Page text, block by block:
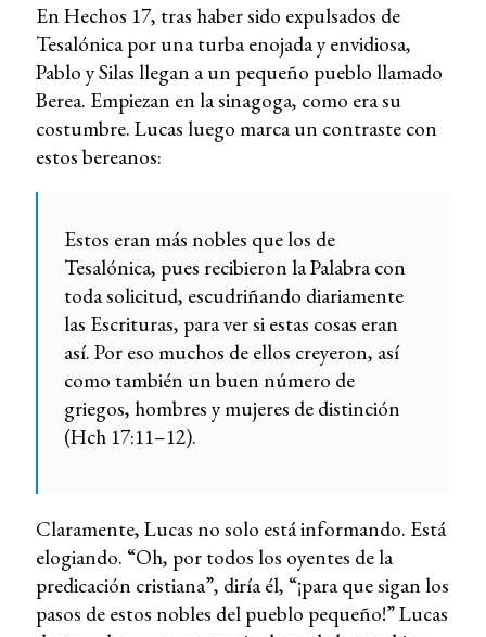
En Hechos 17, tras haber sido expulsados de
Tesalónica por una turba enojada y envidiosa,
Pablo y Silas llegan a un pequeño pueblo llamado
Berea. Empiezan en la sinagoga, como era su
costumbre. Lucas luego marca un contraste con
estos bereanos:
Estos eran más nobles que los de
Tesalónica, pues recibieron la Palabra con
toda solicitud, escudriñando diariamente
las Escrituras, para ver si estas cosas eran
así. Por eso muchos de ellos creyeron, así
como también un buen número de
griegos, hombres y mujeres de distinción
(Hch 17:11–12).
Claramente, Lucas no solo está informando. Está
elogiando. “Oh, por todos los oyentes de la
predicación cristiana”, diría él, “¡para que sigan los
pasos de estos nobles del pueblo pequeño!” Lucas